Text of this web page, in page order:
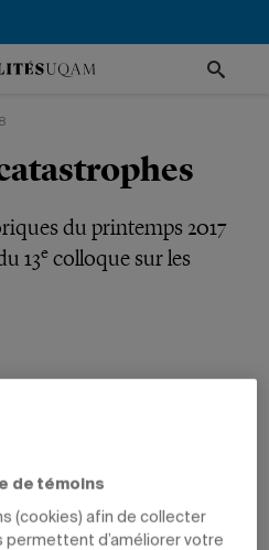
du printemps 2017
13e colloque sur les
de témoins
(cookies) afin de collecter
permettent d’améliorer votre